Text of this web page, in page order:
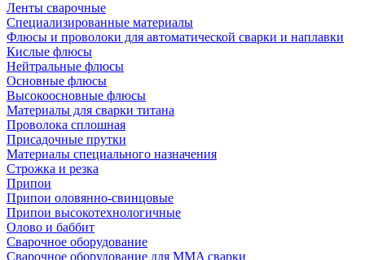
Ленты сварочные
Специализированные материалы
Флюсы и проволоки для автоматической сварки и наплавки
Кислые флюсы
Нейтральные флюсы
Основные флюсы
Высокоосновные флюсы
Материалы для сварки титана
Проволока сплошная
Присадочные прутки
Материалы специального назначения
Строжка и резка
Припои
Припои оловянно-свинцовые
Припои высокотехнологичные
Олово и баббит
Сварочное оборудование
Сварочное оборудование для MMA сварки